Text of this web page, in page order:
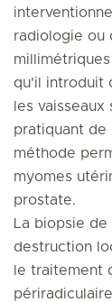
radiologie ou
qu'il introduit
les
pratiquant de
méthode
myomes
prostate.
La biopsie
destruction
le traitement